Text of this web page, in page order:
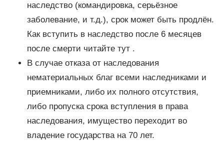
наследство (командировка, серьёзное
заболевание, и т.д.), срок может быть продлён.
Как вступить в наследство после 6 месяцев
после смерти читайте тут .
В случае отказа от наследования
нематериальных благ всеми наследниками и
приемниками, либо их полного отсутствия,
либо пропуска срока вступления в права
наследования, имущество переходит во
владение государства на 70 лет.